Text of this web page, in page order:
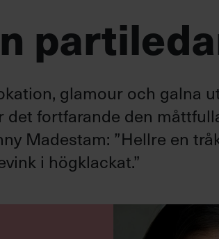
glamour och galna
det fortfarande den
Madestam: ”Hellre en
i högklackat.”